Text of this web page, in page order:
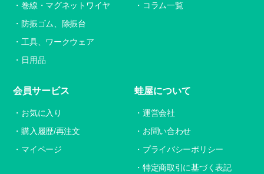
巻線・マグネットワイヤ
防振ゴム、除振台
工具、ワークウェア
日用品
コラム一覧
会員サービス
お気に入り
購入履歴/再注文
マイページ
蛙屋について
運営会社
お問い合わせ
プライバシーポリシー
特定商取引に基づく表記